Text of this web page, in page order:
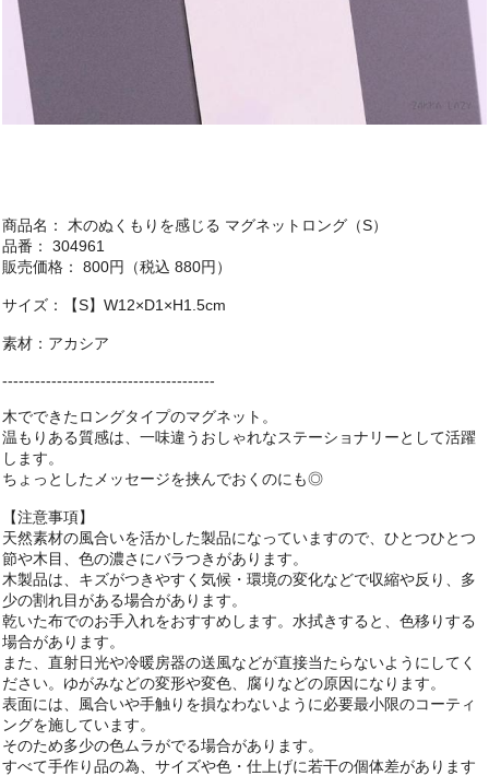
商品名： 木のぬくもりを感じる マグネットロング（S）
品番： 304961
販売価格： 800円（税込 880円）
サイズ：【S】W12×D1×H1.5cm
素材：アカシア
---------------------------------------
木でできたロングタイプのマグネット。
温もりある質感は、一味違うおしゃれなステーショナリーとして活躍
します。
ちょっとしたメッセージを挟んでおくのにも◎
【注意事項】
天然素材の風合いを活かした製品になっていますので、ひとつひとつ
節や木目、色の濃さにバラつきがあります。
木製品は、キズがつきやすく気候・環境の変化などで収縮や反り、多
少の割れ目がある場合があります。
乾いた布でのお手入れをおすすめします。水拭きすると、色移りする
場合があります。
また、直射日光や冷暖房器の送風などが直接当たらないようにしてく
ださい。ゆがみなどの変形や変色、腐りなどの原因になります。
表面には、風合いや手触りを損なわないように必要最小限のコーティ
ングを施しています。
そのため多少の色ムラがでる場合があります。
すべて手作り品の為、サイズや色・仕上げに若干の個体差があります